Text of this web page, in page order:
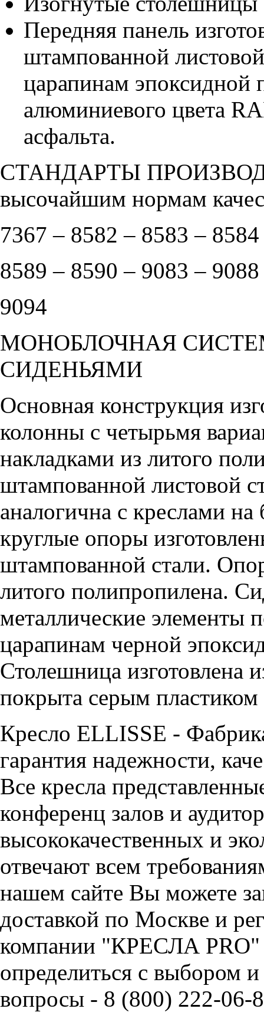
Передняя панель
штампованной
царапинам эпоксидной
алюминиевого цвета
асфальта.
СТАНДАРТЫ
высочайшим нормам
7367 – 8582 – 8583 –
8589 – 8590 – 9083 –
9094
МОНОБЛОЧНАЯ
СИДЕНЬЯМИ
Основная конструкция
колонны с четырьмя
накладками из литого
штампованной листовой
аналогична с креслами
круглые опоры
штампованной стали.
литого полипропилена.
металлические элементы
царапинам черной
Столешница
покрыта серым
Кресло ELLISSE -
гарантия надежности,
Все кресла
конференц залов и
высококачественных и
отвечают всем
нашем сайте Вы можете
доставкой по Москве и
компании "КРЕСЛА PRO"
определиться с выбором
вопросы - 8 (800) 222-06-